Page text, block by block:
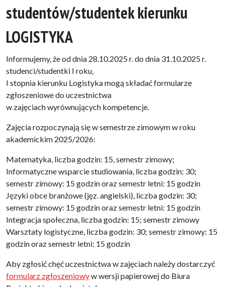
studentów/studentek kierunku
LOGISTYKA
Informujemy, że od dnia 28.10.2025 r. do dnia 31.10.2025 r.
studenci/studentki I roku,
I stopnia kierunku Logistyka mogą składać formularze
zgłoszeniowe do uczestnictwa
w zajęciach wyrównujących kompetencje.
Zajęcia rozpoczynają się w semestrze zimowym w roku
akademickim 2025/2026:
Matematyka, liczba godzin: 15, semestr zimowy;
Informatyczne wsparcie studiowania, liczba godzin: 30;
semestr zimowy: 15 godzin oraz semestr letni: 15 godzin
Języki obce branżowe (jęz. angielski), liczba godzin: 30;
semestr zimowy: 15 godzin oraz semestr letni: 15 godzin
Integracja społeczna, liczba godzin: 15; semestr zimowy
Warsztaty logistyczne, liczba godzin: 30; semestr zimowy: 15
godzin oraz semestr letni: 15 godzin
Aby zgłosić chęć uczestnictwa w zajęciach należy dostarczyć
formularz zgłoszeniowyw wersji papierowej do Biura